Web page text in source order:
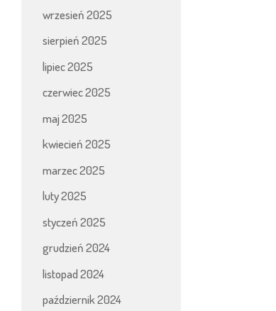
wrzesień 2025
sierpień 2025
lipiec 2025
czerwiec 2025
maj 2025
kwiecień 2025
marzec 2025
luty 2025
styczeń 2025
grudzień 2024
listopad 2024
październik 2024